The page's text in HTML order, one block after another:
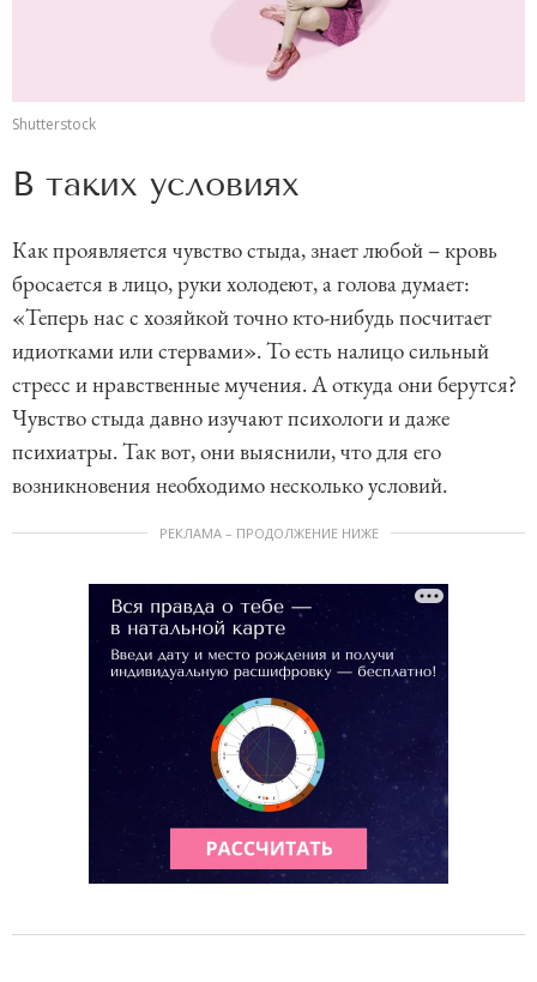
Shutterstock
В таких условиях
Как проявляется чувство стыда, знает любой – кровь
бросается в лицо, руки холодеют, а голова думает:
«Теперь нас с хозяйкой точно кто-нибудь посчитает
идиотками или стервами». То есть налицо сильный
стресс и нравственные мучения. А откуда они берутся?
Чувство стыда давно изучают психологи и даже
психиатры. Так вот, они выяснили, что для его
возникновения необходимо несколько условий.
РЕКЛАМА – ПРОДОЛЖЕНИЕ НИЖЕ